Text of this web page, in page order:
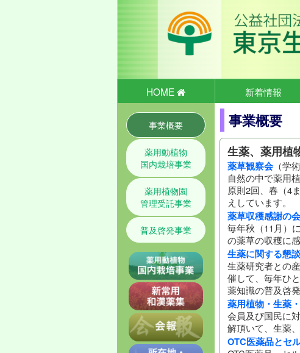
HOME 新着情報
事業概要
薬用動植物
国内栽培事業
薬用植物園
管理受託事業
普及啓発事業
事業概要
生薬、薬用植
薬草観察会（学
自然の中で薬用
原則2回、春（4
えしています。
薬草収穫感謝の会
毎年秋（11月）
の薬草の収穫に
生薬に関する懇
生薬研究者との
催して、毎年ひ
薬知識の普及啓
薬用植物・生薬
会員及び国民に
解頂いて、生薬
OTC医薬品とセ